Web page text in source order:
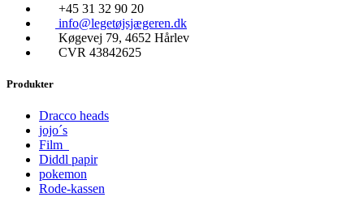
+45 31 32 90 20
info@legetøjsjægeren.dk
Køgevej 79, 4652 Hårlev
CVR 43842625
Produkter
Dracco heads
jojo´s
Film
Diddl papir
pokemon
Rode-kassen